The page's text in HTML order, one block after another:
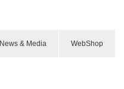
News & Media WebShop